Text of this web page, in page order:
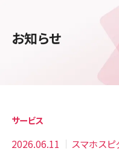
お知らせ
サービス
2026.06.11 スマホス